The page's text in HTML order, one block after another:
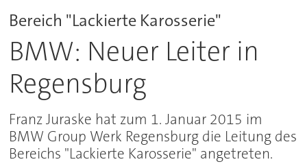
Bereich "Lackierte Karosserie"
BMW: Neuer Leiter in
Regensburg
Franz Juraske hat zum 1. Januar 2015 im
BMW Group Werk Regensburg die Leitung des
Bereichs "Lackierte Karosserie" angetreten.